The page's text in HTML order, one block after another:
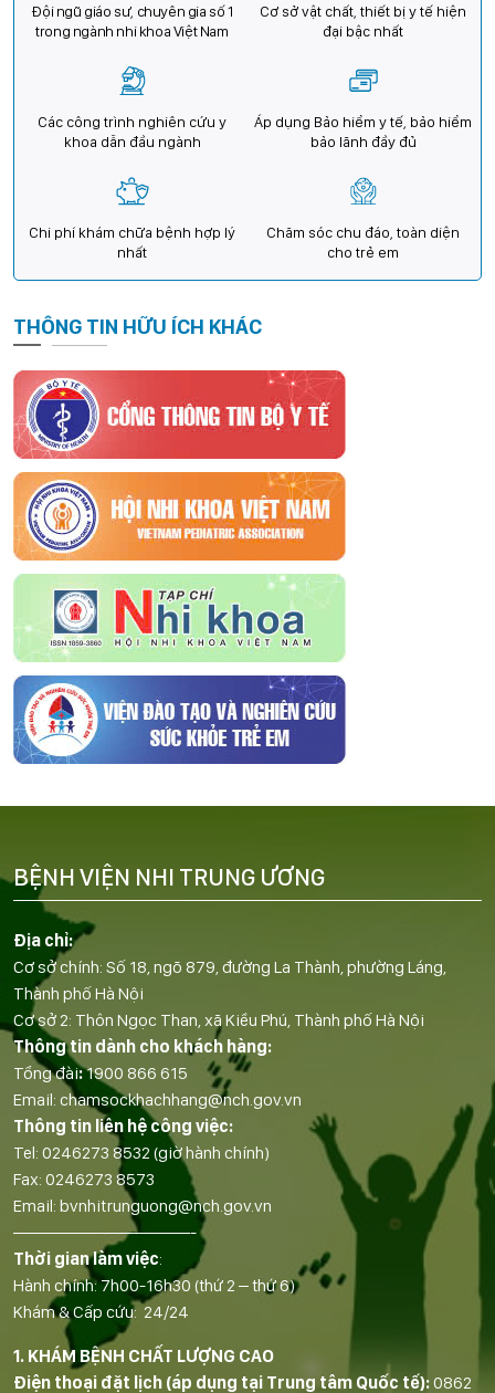
Đội ngũ giáo sư, chuyên gia số 1
trong ngành nhi khoa Việt Nam
Cơ sở vật chất, thiết bị y tế hiện
đại bậc nhất
Các công trình nghiên cứu y
khoa dẫn đầu ngành
Áp dụng Bảo hiểm y tế, bảo hiểm
bảo lãnh đầy đủ
Chi phí khám chữa bệnh hợp lý
nhất
Chăm sóc chu đáo, toàn diện
cho trẻ em
THÔNG TIN HỮU ÍCH KHÁC
Địa chỉ:
Cơ sở chính: Số 18, ngõ 879, đường La Thành, phường Láng,
Thành phố Hà Nội
Cơ sở 2: Thôn Ngọc Than, xã Kiều Phú, Thành phố Hà Nội
Thông tin dành cho khách hàng:
Tổng đài:1900 866 615
Email: chamsockhachhang@nch.gov.vn
Thông tin liên hệ công việc:
Tel: 0246273 8532 (giờ hành chính)
Fax: 0246273 8573
Email: bvnhitrunguong@nch.gov.vn
——————————-
Thời gian làm việc:
Hành chính: 7h00-16h30 (thứ 2 – thứ 6)
Khám & Cấp cứu: 24/24
1. KHÁM BỆNH CHẤT LƯỢNG CAO
Điện thoại đặt lịch (áp dụng tại Trung tâm Quốc tế):0862
BỆNH VIỆN NHI TRUNG ƯƠNG